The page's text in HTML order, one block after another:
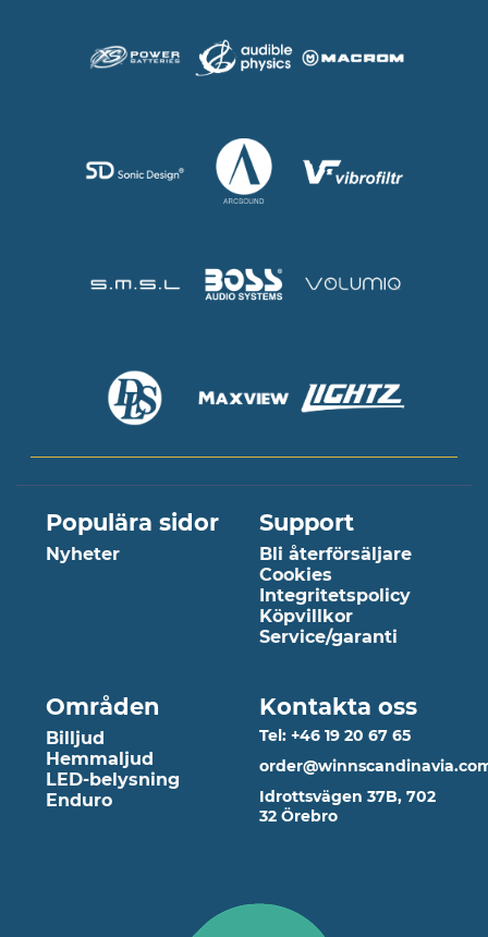
Populära sidor
Nyheter
Support
Bli återförsäljare
Cookies
Integritetspolicy
Köpvillkor
Service/garanti
Områden
Billjud
Hemmaljud
LED-belysning
Enduro
Kontakta oss
Tel: +46 19 20 67 65
Idrottsvägen 37B, 702
32 Örebro